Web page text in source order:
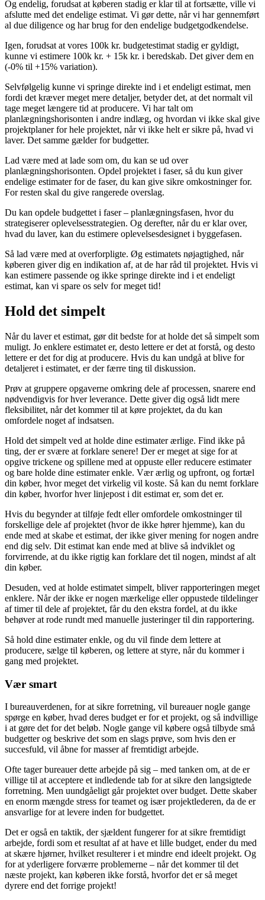
Og endelig, forudsat at køberen stadig er klar til at fortsætte, ville vi
afslutte med det endelige estimat. Vi gør dette, når vi har gennemført
al due diligence og har brug for den endelige budgetgodkendelse.
Igen, forudsat at vores 100k kr. budgetestimat stadig er gyldigt,
kunne vi estimere 100k kr. + 15k kr. i beredskab. Det giver dem en
(-0% til +15% variation).
Selvfølgelig kunne vi springe direkte ind i et endeligt estimat, men
fordi det kræver meget mere detaljer, betyder det, at det normalt vil
tage meget længere tid at producere. Vi har talt om
planlægningshorisonten i andre indlæg, og hvordan vi ikke skal give
projektplaner for hele projektet, når vi ikke helt er sikre på, hvad vi
laver. Det samme gælder for budgetter.
Lad være med at lade som om, du kan se ud over
planlægningshorisonten. Opdel projektet i faser, så du kun giver
endelige estimater for de faser, du kan give sikre omkostninger for.
For resten skal du give rangerede overslag.
Du kan opdele budgettet i faser – planlægningsfasen, hvor du
strategiserer oplevelsesstrategien. Og derefter, når du er klar over,
hvad du laver, kan du estimere oplevelsesdesignet i byggefasen.
Så lad være med at overforpligte. Øg estimatets nøjagtighed, når
køberen giver dig en indikation af, at de har råd til projektet. Hvis vi
kan estimere passende og ikke springe direkte ind i et endeligt
estimat, kan vi spare os selv for meget tid!
Hold det simpelt
Når du laver et estimat, gør dit bedste for at holde det så simpelt som
muligt. Jo enklere estimatet er, desto lettere er det at forstå, og desto
lettere er det for dig at producere. Hvis du kan undgå at blive for
detaljeret i estimatet, er der færre ting til diskussion.
Prøv at gruppere opgaverne omkring dele af processen, snarere end
nødvendigvis for hver leverance. Dette giver dig også lidt mere
fleksibilitet, når det kommer til at køre projektet, da du kan
omfordele noget af indsatsen.
Hold det simpelt ved at holde dine estimater ærlige. Find ikke på
ting, der er svære at forklare senere! Der er meget at sige for at
opgive trickene og spillene med at oppuste eller reducere estimater
og bare holde dine estimater enkle. Vær ærlig og upfront, og fortæl
din køber, hvor meget det virkelig vil koste. Så kan du nemt forklare
din køber, hvorfor hver linjepost i dit estimat er, som det er.
Hvis du begynder at tilføje fedt eller omfordele omkostninger til
forskellige dele af projektet (hvor de ikke hører hjemme), kan du
ende med at skabe et estimat, der ikke giver mening for nogen andre
end dig selv. Dit estimat kan ende med at blive så indviklet og
forvirrende, at du ikke rigtig kan forklare det til nogen, mindst af alt
din køber.
Desuden, ved at holde estimatet simpelt, bliver rapporteringen meget
enklere. Når der ikke er nogen mærkelige eller oppustede tildelinger
af timer til dele af projektet, får du den ekstra fordel, at du ikke
behøver at rode rundt med manuelle justeringer til din rapportering.
Så hold dine estimater enkle, og du vil finde dem lettere at
producere, sælge til køberen, og lettere at styre, når du kommer i
gang med projektet.
Vær smart
I bureauverdenen, for at sikre forretning, vil bureauer nogle gange
spørge en køber, hvad deres budget er for et projekt, og så indvillige
i at gøre det for det beløb. Nogle gange vil købere også tilbyde små
budgetter og beskrive det som en slags prøve, som hvis den er
succesfuld, vil åbne for masser af fremtidigt arbejde.
Ofte tager bureauer dette arbejde på sig – med tanken om, at de er
villige til at acceptere et indledende tab for at sikre den langsigtede
forretning. Men uundgåeligt går projektet over budget. Dette skaber
en enorm mængde stress for teamet og især projektlederen, da de er
ansvarlige for at levere inden for budgettet.
Det er også en taktik, der sjældent fungerer for at sikre fremtidigt
arbejde, fordi som et resultat af at have et lille budget, ender du med
at skære hjørner, hvilket resulterer i et mindre end ideelt projekt. Og
for at yderligere forværre problemerne – når det kommer til det
næste projekt, kan køberen ikke forstå, hvorfor det er så meget
dyrere end det forrige projekt!